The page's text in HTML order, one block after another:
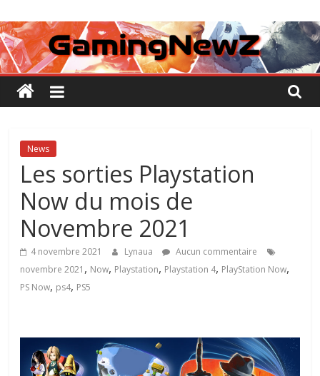
au
contenu
GamingNewZ
Tests
et
Actu
des
vidéo
News
Les sorties Playstation
Now du mois de
Novembre 2021
4 novembre 2021 Lynaua
Aucun commentaire
novembre 2021 , Now, Playstation, Playstation 4, PlayStation Now,
PS Now, ps4, PS5